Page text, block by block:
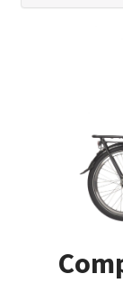
Impressum
Kontakt